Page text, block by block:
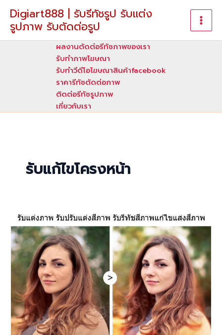
content
Digiart888 | รับรีทัชรูป รับแต่ง
รูปภาพ รับตัดต่อรูป
ผลงานตัดต่อรีทัชภาพของเรา
รับทําภาพโฆษณา
รับทำวีดีโอโฆษณาสินค้าfacebook
ราคารีทัชตัดต่อภาพ
ติดต่อรีทัชรูปภาพ
เกี่ยวกับเรา
รับแก้ไขโครงหน้า